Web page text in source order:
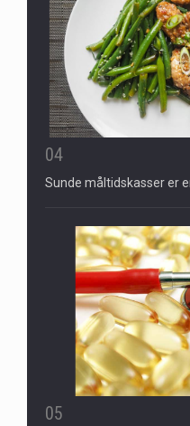
04
Sunde måltidskasser er
05